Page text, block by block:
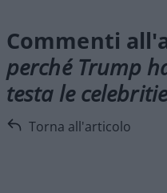
Commenti
perché Trump
testa le
Torna all'articolo